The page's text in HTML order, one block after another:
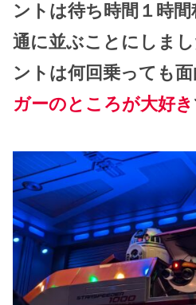
ントは待ち時間１時
通に並ぶことにし
ントは何回乗っても面
ガーのところが大好き